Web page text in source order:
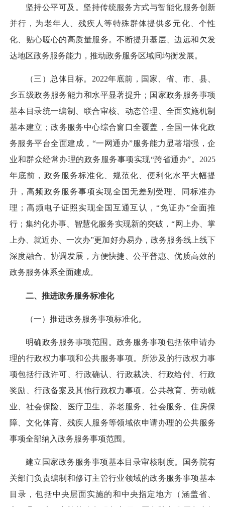
坚持公平可及。 坚持传统服务方式与智能化服务创新
并行，为老年人、残疾人等特殊群体提供多元化、个性
化、贴心暖心的高质量服务。不断提升基层、边远和欠发
达地区政务服务能力，推动政务服务区域间均衡发展。
（三）总体目标。 2022年底前，国家、省、市、县、
乡五级政务服务能力和水平显著提升；国家政务服务事项
基本目录统一编制、联合审核、动态管理、全面实施机制
基本建立；政务服务中心综合窗口全覆盖，全国一体化政
务服务平台全面建成，“一网通办”服务能力显著增强，企
业和群众经常办理的政务服务事项实现“跨省通办”。2025
年底前，政务服务标准化、规范化、便利化水平大幅提
升，高频政务服务事项实现全国无差别受理、同标准办
理；高频电子证照实现全国互通互认，“免证办”全面推
行；集约化办事、智慧化服务实现新的突破，“网上办、掌
上办、就近办、一次办”更加好办易办，政务服务线上线下
深度融合、协调发展，方便快捷、公平普惠、优质高效的
政务服务体系全面建成。
二、推进政务服务标准化
（一）推进政务服务事项标准化。
明确政务服务事项范围。 政务服务事项包括依申请办
理的行政权力事项和公共服务事项。所涉及的行政权力事
项包括行政许可、行政确认、行政裁决、行政给付、行政
奖励、行政备案及其他行政权力事项。公共教育、劳动就
业、社会保险、医疗卫生、养老服务、社会服务、住房保
障、文化体育、残疾人服务等领域依申请办理的公共服务
事项全部纳入政务服务事项范围。
建立国家政务服务事项基本目录审核制度。
国务院有
关部门负责编制和修订主管行业领域的政务服务事项基本
目录，包括中央层面实施的和中央指定地方（涵盖省、